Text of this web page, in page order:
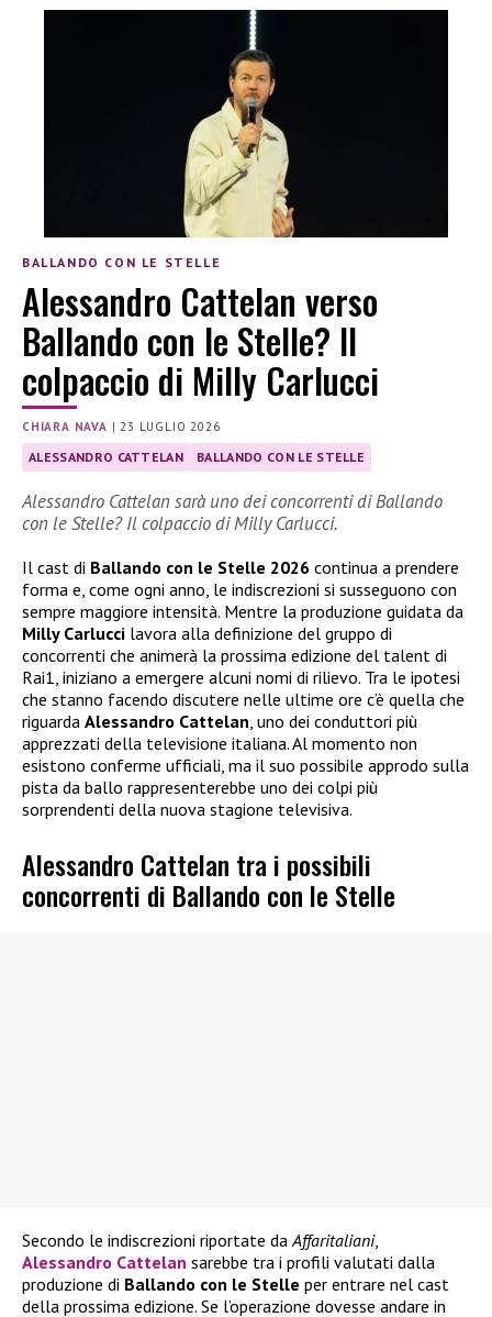
BALLANDO CON LE STELLE
Alessandro Cattelan verso
Ballando con le Stelle? Il
colpaccio di Milly Carlucci
CHIARA NAVA |23 LUGLIO 2026
ALESSANDRO CATTELAN BALLANDO CON LE STELLE
Alessandro Cattelan sarà uno dei concorrenti di Ballando
con le Stelle? Il colpaccio di Milly Carlucci.
Il cast di Ballando con le Stelle 2026 continua a prendere
forma e, come ogni anno, le indiscrezioni si susseguono con
sempre maggiore intensità. Mentre la produzione guidata da
Milly Carlucci lavora alla definizione del gruppo di
concorrenti che animerà la prossima edizione del talent di
Rai1, iniziano a emergere alcuni nomi di rilievo. Tra le ipotesi
che stanno facendo discutere nelle ultime ore c’è quella che
riguarda Alessandro Cattelan , uno dei conduttori più
apprezzati della televisione italiana. Al momento non
esistono conferme ufficiali, ma il suo possibile approdo sulla
pista da ballo rappresenterebbe uno dei colpi più
sorprendenti della nuova stagione televisiva.
Alessandro Cattelan tra i possibili
concorrenti di Ballando con le Stelle
Secondo le indiscrezioni riportate daAffaritaliani,
Alessandro Cattelan sarebbe tra i profili valutati dalla
produzione di Ballando con le Stelle per entrare nel cast
della prossima edizione. Se l’operazione dovesse andare in